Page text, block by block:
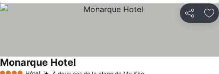
Partager
Monarque HotelConsulter les prix